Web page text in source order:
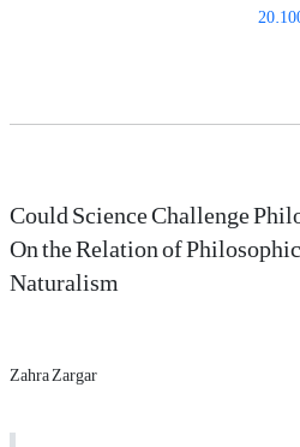
Could Science Challenge
On the Relation of
Naturalism
Zahra Zargar